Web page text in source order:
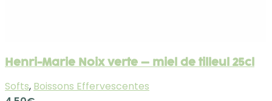
Henri-Marie Noix verte – miel de tilleul 25cl
Softs, Boissons Effervescentes